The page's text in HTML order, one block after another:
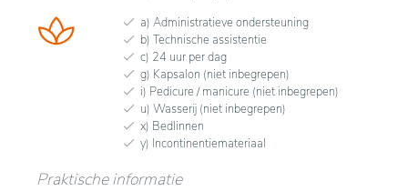
a) Administratieve ondersteuning
b) Technische assistentie
c) 24 uur per dag
g) Kapsalon (niet inbegrepen)
i) Pedicure / manicure (niet inbegrepen)
u) Wasserij (niet inbegrepen)
x) Bedlinnen
y) Incontinentiemateriaal
Praktische informatie